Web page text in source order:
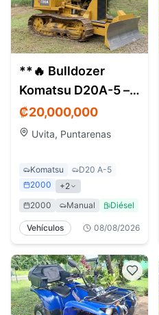
**🔥 Bulldozer
Komatsu D20A-5 –
Full hidráulico –
Estado excepcional
₡20,000,000
Uvita, Puntarenas
Komatsu
D20 A-5
2000
+2
2000
Manual Diésel
Vehículos 08/08/2026